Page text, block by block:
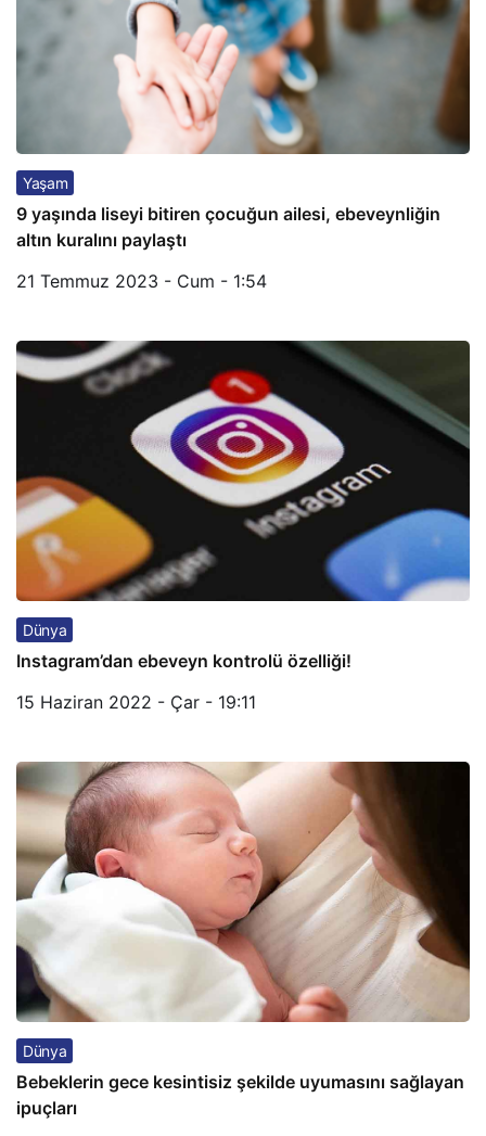
Yaşam
9 yaşında liseyi bitiren çocuğun ailesi, ebeveynliğin
altın kuralını paylaştı
21 Temmuz 2023 - Cum - 1:54
Dünya
Instagram’dan ebeveyn kontrolü özelliği!
15 Haziran 2022 - Çar - 19:11
Dünya
Bebeklerin gece kesintisiz şekilde uyumasını sağlayan
ipuçları